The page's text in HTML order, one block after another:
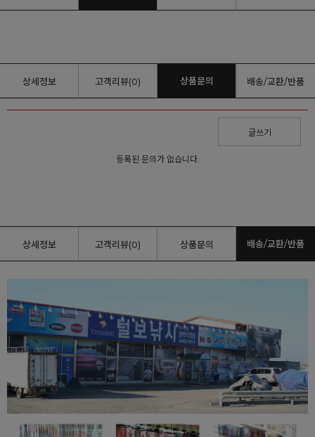
상세정보 고객리뷰(0) 상품문의 배송/교환/반품
글쓰기
등록된 문의가 없습니다.
상세정보 고객리뷰(0) 상품문의 배송/교환/반품